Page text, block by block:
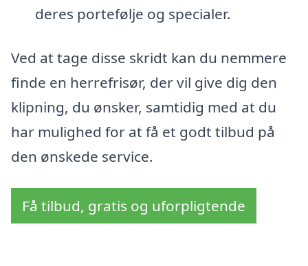
deres portefølje og specialer.
Ved at tage disse skridt kan du nemmere
finde en herrefrisør, der vil give dig den
klipning, du ønsker, samtidig med at du
har mulighed for at få et godt tilbud på
den ønskede service.
Få tilbud, gratis og uforpligtende